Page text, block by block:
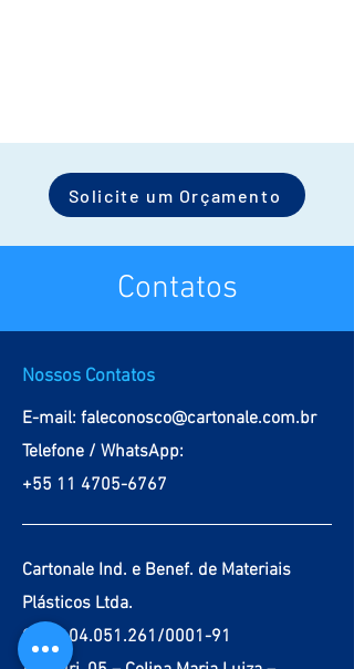
Solicite um Orçamento
Contatos
Nossos Contatos
E-mail: faleconosco@cartonale.com.br
Telefone / WhatsApp:
+55 11 4705-6767
Cartonale Ind. e Benef. de Materiais
Plásticos Ltda.
CNPJ:04.051.261 /0001-91